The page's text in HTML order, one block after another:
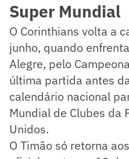
Super Mundial
O Corinthians volta a
junho, quando
Alegre, pelo
última partida antes
calendário nacional
Mundial de Clubes da
Unidos.
O Timão só retorna